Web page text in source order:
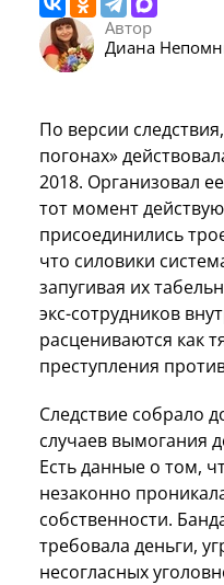
Автор
Диана
По версии
погонах»
2018. Организовал
тот момент
присоединились
что силовики
запугивая их
экс-сотрудников
расцениваются как
преступления
Следствие собрало
случаев вымогания
Есть данные о том,
незаконно
собственности.
требовала деньги,
несогласных